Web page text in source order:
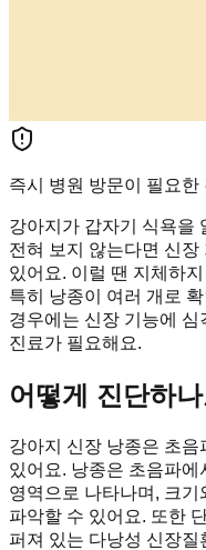
즉시 병원 방문이 필요한
강아지가 갑자기 식욕을
전혀 보지 않는다면 신
있어요. 이럴 땐 지체하
특히 낭종이 여러 개로
경우에는 신장 기능에
진료가 필요해요.
어떻게 진단하
강아지 신장 낭종은 초
있어요. 낭종은 초음파
영역으로 나타나며, 크기
파악할 수 있어요. 또한
퍼져 있는 다낭성 신장